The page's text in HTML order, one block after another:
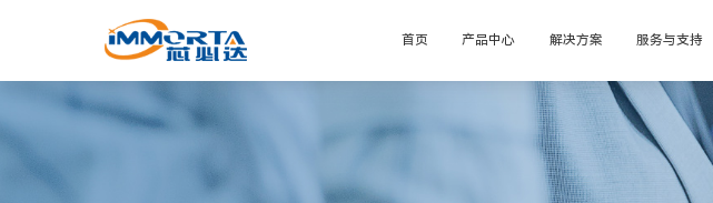
首页 产品中心 解决方案 服务与支持